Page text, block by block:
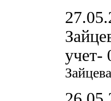
учет-